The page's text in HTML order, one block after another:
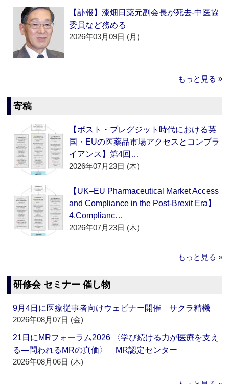
【訃報】漆畑日薬元副会長が死去‐中医協
委員など務める
2026年03月09日 (月)
もっと見る »
寄稿
【ポスト・ブレグジット時代における英
国・EUの医薬品市場アクセスとコンプラ
イアンス】第4回…
2026年07月23日 (木)
【UK–EU Pharmaceutical Market Access
and Compliance in the Post-Brexit Era】
4.Complianc…
2026年07月23日 (木)
もっと見る »
研修会 セミナー 催し物
9月4日に医療従事者向けウェビナー開催 サクラ精機
2026年08月07日 (金)
21日にMRフォーラム2026 〈学び続ける力が医療を支え
る―問われるMRの真価〉 MR認定センター
2026年08月06日 (木)